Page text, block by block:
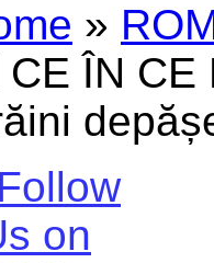
»
ÎN